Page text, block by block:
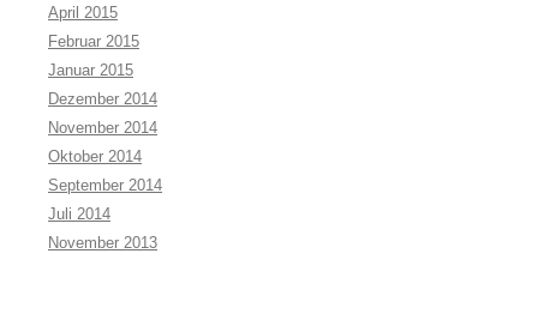
April 2015
Februar 2015
Januar 2015
Dezember 2014
November 2014
Oktober 2014
September 2014
Juli 2014
November 2013